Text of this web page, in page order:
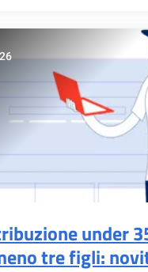
under
tre figli: